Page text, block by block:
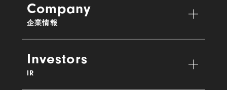
Company
企業情報
Investors
IR